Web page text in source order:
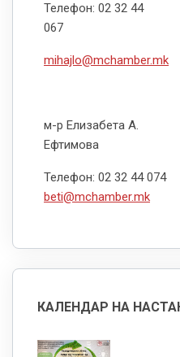
Телефон: 02 32 44
mihajlo@mchamber.mk
м-р Елизабета А.
Телефон: 02 32 44 074
beti@mchamber.mk
КАЛЕНДАР НА